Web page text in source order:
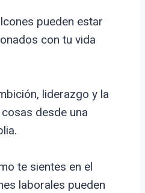
pueden estar
con tu vida
liderazgo y la
desde una
te sientes en el
laborales pueden